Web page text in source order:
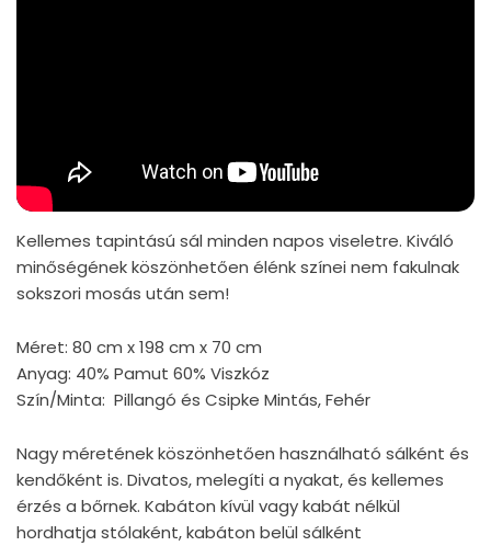
Kellemes tapintású sál minden napos viseletre. Kiváló
minőségének köszönhetően élénk színei nem fakulnak
sokszori mosás után sem!
Méret: 80 cm x 198 cm x 70 cm
Anyag: 40% Pamut 60% Viszkóz
Szín/Minta: Pillangó és Csipke Mintás, Fehér
Nagy méretének köszönhetően használható sálként és
kendőként is. Divatos, melegíti a nyakat, és kellemes
érzés a bőrnek. Kabáton kívül vagy kabát nélkül
hordhatja stólaként, kabáton belül sálként